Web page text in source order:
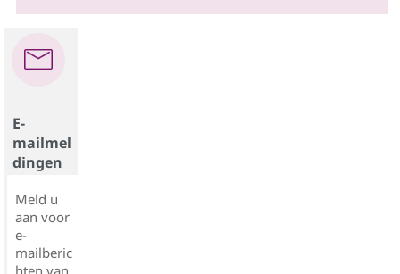
E-
mailmel
dingen
Meld u
aan voor
e-
mailberic